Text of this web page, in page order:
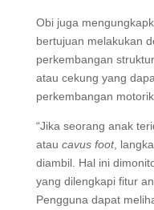
Obi juga
bertujuan melakukan
perkembangan
atau cekung yang
perkembangan
“Jika seorang anak
atau cavus foot,
diambil. Hal ini
yang dilengkapi fitur
Pengguna dapat